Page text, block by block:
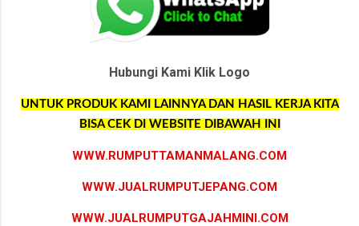
Hubungi Kami Klik Logo
UNTUK PRODUK KAMI LAINNYA DAN HASIL KERJA KITA
BISA CEK DI WEBSITE DIBAWAH INI
WWW.RUMPUTTAMANMALANG.COM
WWW.JUALRUMPUTJEPANG.COM
WWW.JUALRUMPUTGAJAHMINI.COM